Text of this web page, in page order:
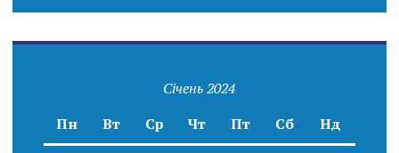
Січень 2024
Пн
Вт Ср Чт Пт Сб Нд